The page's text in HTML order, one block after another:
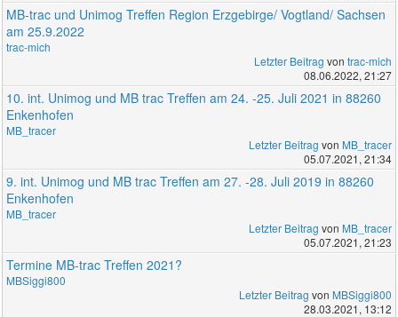
MB-trac und Unimog Treffen Region Erzgebirge/ Vogtland/ Sachsen
am 25.9.2022
trac-mich
Letzter Beitrag von trac-mich
08.06.2022, 21:27
10. int. Unimog und MB trac Treffen am 24. -25. Juli 2021 in 88260
Enkenhofen
MB_tracer
Letzter Beitrag von MB_tracer
05.07.2021, 21:34
9. int. Unimog und MB trac Treffen am 27. -28. Juli 2019 in 88260
Enkenhofen
MB_tracer
Letzter Beitrag von MB_tracer
05.07.2021, 21:23
Termine MB-trac Treffen 2021?
MBSiggi800
Letzter Beitrag von MBSiggi800
28.03.2021, 13:12